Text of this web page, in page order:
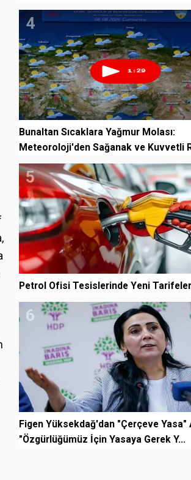
4
Bunaltan Sıcaklara Yağmur Molası:
Meteoroloji'den Sağanak ve Kuvvetli
5
Petrol Ofisi Tesislerinde Yeni
6
Figen Yüksekdağ'dan "Çerçeve Yasa"
"Özgürlüğümüz İçin Yasaya Gerek Y...